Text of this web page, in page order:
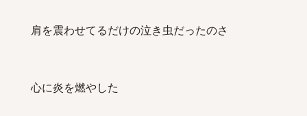
肩を震わせてるだけの泣き虫だったのさ
心に炎を燃やした